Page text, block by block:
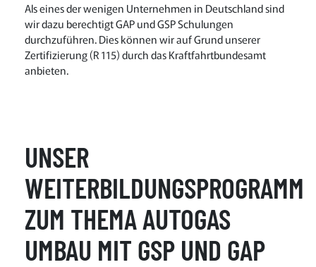
Als eines der wenigen Unternehmen in Deutschland sind
wir dazu berechtigt GAP und GSP Schulungen
durchzuführen. Dies können wir auf Grund unserer
Zertifizierung (R 115) durch das Kraftfahrtbundesamt
anbieten.
UNSER
WEITERBILDUNGSPROGRAMM
ZUM THEMA AUTOGAS
UMBAU MIT GSP UND GAP